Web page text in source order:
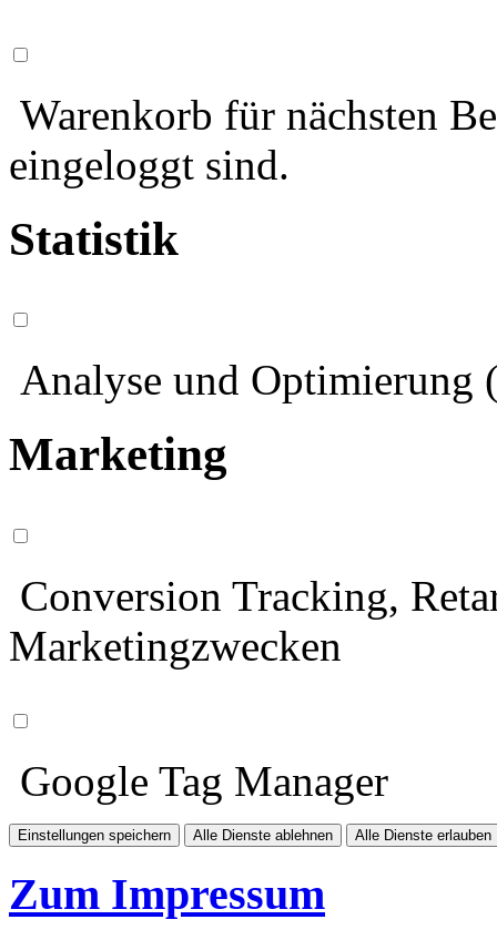
Warenkorb für nächsten
eingeloggt sind.
Statistik
Analyse und Optimierung
Marketing
Conversion Tracking,
Marketingzwecken
Google Tag Manager
Einstellungen speichern Alle Dienste ablehnen Alle Dienste erlauben
Zum Impressum